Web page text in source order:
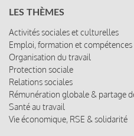
LES THÈMES
Activités sociales et culturelles
Emploi, formation et compétences
Organisation du travail
Protection sociale
Relations sociales
Rémunération globale & partage
Santé au travail
Vie économique, RSE & solidarité